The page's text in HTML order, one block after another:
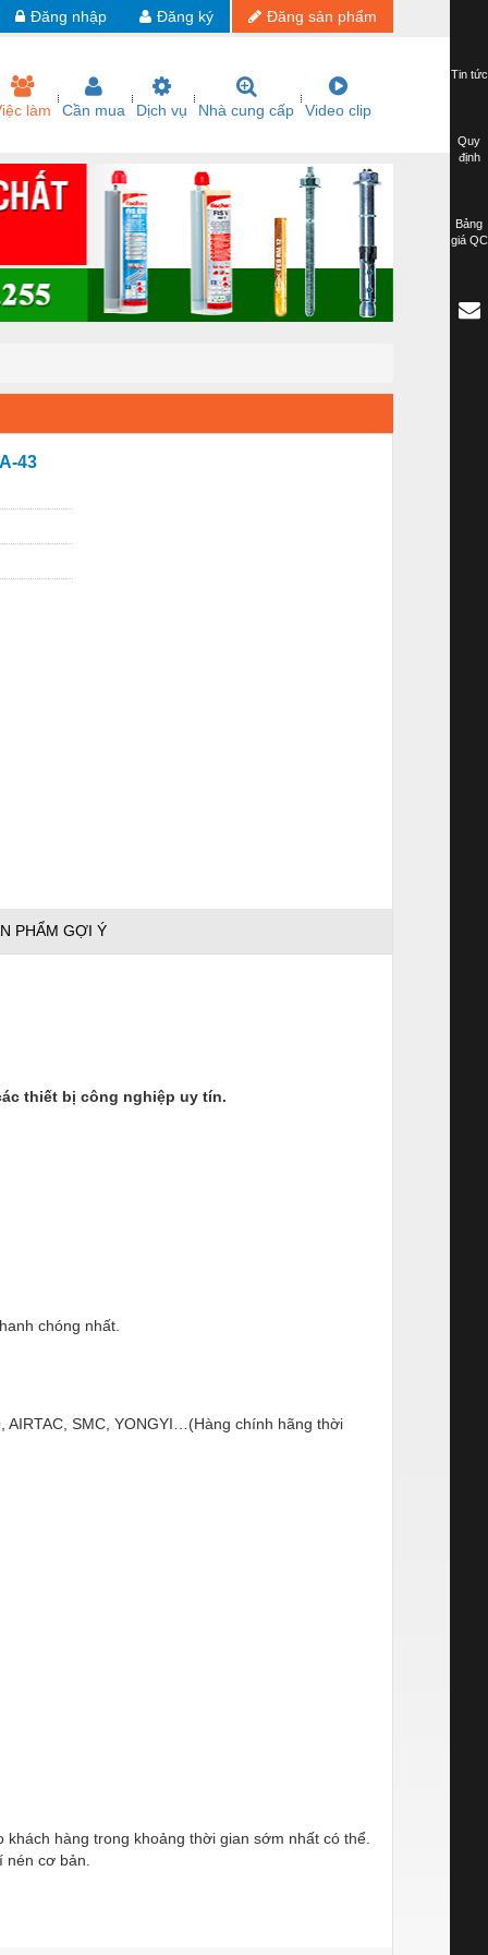
Đăng sản phẩm
Đăng ký
Đăng nhập
làm Cần mua Dịch vụ Nhà cung cấp Video clip
43
PHẨM GỢI Ý
thiết bị công nghiệp uy tín.
chóng nhất.
SMC, YONGYI…(Hàng chính hãng thời
hàng trong khoảng thời gian sớm nhất có thể.
cơ bản.
Tin tức
Quy
định
Bảng
giá QC